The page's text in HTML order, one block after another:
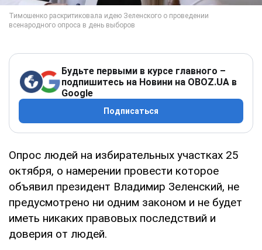
Будьте первыми в курсе главного –
подпишитесь на Новини на OBOZ.UA в
Google
Подписаться
Опрос людей на избирательных участках 25
октября, о намерении провести которое
объявил президент Владимир Зеленский, не
предусмотрено ни одним законом и не будет
иметь никаких правовых последствий и
доверия от людей.